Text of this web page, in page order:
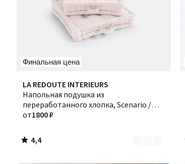
Финальная цена
LA REDOUTE INTERIEURS
Напольная подушка из
переработанного хлопка, Scenario /
Сценарио
от1800 ₽
4,4
/ 5
Количество
цветов:
4
4,4
/